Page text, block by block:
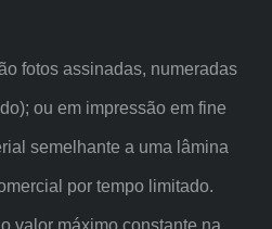
fotos assinadas, numeradas
ou em impressão em fine
semelhante a uma lâmina
por tempo limitado.
valor máximo constante na